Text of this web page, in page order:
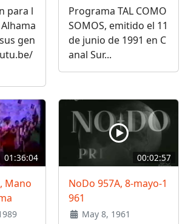
para l
gen
Programa TAL COMO
SOMOS, emitido el 11
de junio de 1991 en C
anal Sur...
01:36:04
Mano
00:02:57
NoDo 957A, 8-mayo-1
961
May 8, 1961